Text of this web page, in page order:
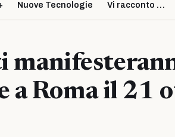
Nuove Tecnologie Vi racconto …
a Roma il 21